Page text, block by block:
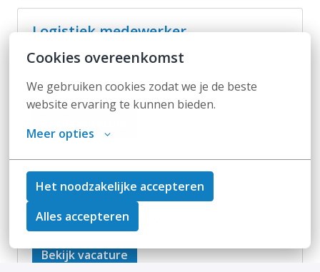
Cookies overeenkomst
We gebruiken cookies zodat we je de beste
website ervaring te kunnen bieden.
Meer opties
Het noodzakelijke accepteren
Alles accepteren
Logistiek medewerker
Op locatie
Bouwmaat Helmond (Helmond)
Transportplanner
Op locatie
Bekijk vacature